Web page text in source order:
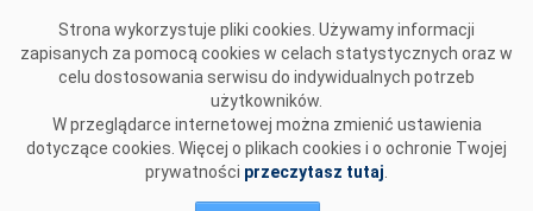
Strona wykorzystuje pliki cookies. Używamy informacji
zapisanych za pomocą cookies w celach statystycznych oraz w
celu dostosowania serwisu do indywidualnych potrzeb
użytkowników.
W przeglądarce internetowej można zmienić ustawienia
dotyczące cookies. Więcej o plikach cookies i o ochronie Twojej
prywatności przeczytasz tutaj